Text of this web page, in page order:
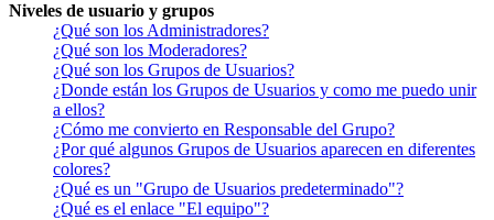
Niveles de usuario y grupos
¿Qué son los Administradores?
¿Qué son los Moderadores?
¿Qué son los Grupos de Usuarios?
¿Donde están los Grupos de Usuarios y como me puedo unir
a ellos?
¿Cómo me convierto en Responsable del Grupo?
¿Por qué algunos Grupos de Usuarios aparecen en diferentes
colores?
¿Qué es un "Grupo de Usuarios predeterminado"?
¿Qué es el enlace "El equipo"?